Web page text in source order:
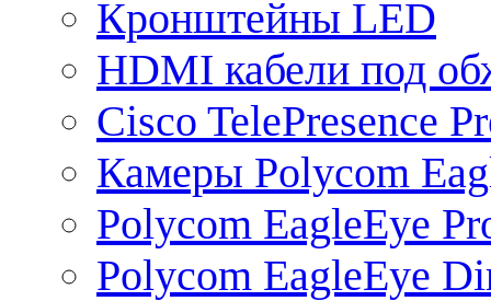
Кронштейны LED
HDMI кабели под
Cisco TelePresence
Камеры Polycom
Polycom EagleEye
Polycom EagleEye